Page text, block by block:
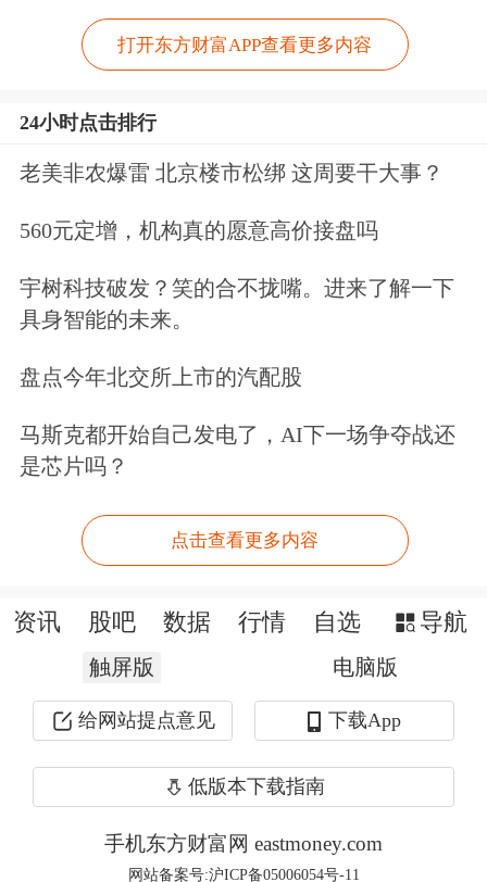
券商中国：特朗普突然改口。美国关税
日，美国总统特朗普表示，未来两到三
周内，美国可能会单方面对许多贸易伙
伴设定新的关税税率。与此同时，特朗
普不断喊话力挺美股，试图缓解投资者
对关税政策的担忧情绪。
华夏时报：5月16日，美国财政部公布
国际资本流动报告显示，中国3月所持
美债下降189亿美元，至7654亿美元
从2022年4月起，中国大陆的美债持仓
一直低于1万亿美元。3月，中国减持了
276亿美元的长期美债。
财联社：当地时间周五（5月16日），
国际三大信用评级机构之一的
府债务和利息支付比例增加，决定将美
国主权信用评级从Aaa下调至Aa1
打开东方财富APP查看更多内容
24小时点击排行
老美非农爆雷 北京楼市松绑 这周要干大事？
560元定增，机构真的愿意高价接盘吗
宇树科技破发？笑的合不拢嘴。进来了解一下
具身智能的未来。
盘点今年北交所上市的汽配股
马斯克都开始自己发电了，AI下一场争夺战还
是芯片吗？
点击查看更多内容
资讯 股吧 数据 行情 自选 导航
触屏版 电脑版
给网站提点意见 下载App
低版本下载指南
手机东方财富网 eastmoney.com
网站备案号:沪ICP备05006054号-11